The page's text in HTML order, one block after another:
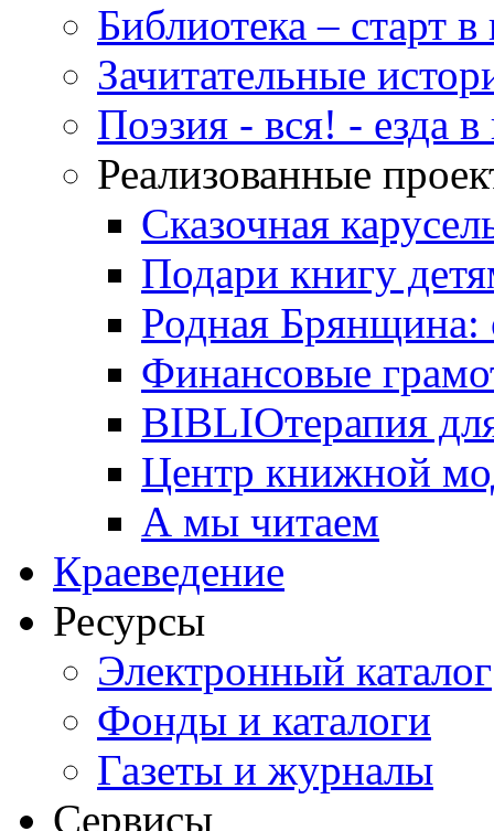
Библиотека – старт
Зачитательные
Поэзия - вся! - езда в
Реализованные
Сказочная
Подари книгу
Родная Брянщина:
Финансовые
BIBLIOтерапия
Центр книжной
А мы читаем
Краеведение
Ресурсы
Электронный каталог
Фонды и каталоги
Газеты и журналы
Сервисы